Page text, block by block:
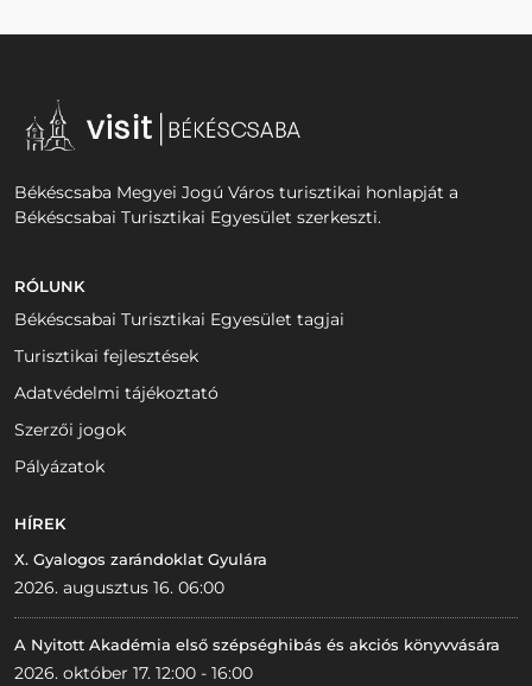
Békéscsaba Megyei Jogú Város turisztikai honlapját a
Békéscsabai Turisztikai Egyesület szerkeszti.
RÓLUNK
Békéscsabai Turisztikai Egyesület tagjai
Turisztikai fejlesztések
Adatvédelmi tájékoztató
Szerzői jogok
Pályázatok
HÍREK
X. Gyalogos zarándoklat Gyulára
2026. augusztus 16. 06:00
A Nyitott Akadémia első szépséghibás és akciós könyvvására
2026. október 17. 12:00 - 16:00